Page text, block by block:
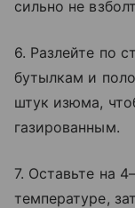
сильно не
6. Разлейте по
бутылкам и
штук изюма,
газированным.
7. Оставьте на
температуре,